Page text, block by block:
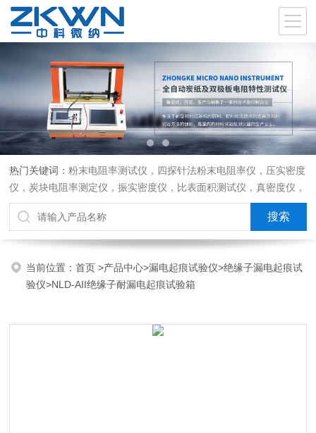
热门关键词：粉末电阻率测试仪，四探针法粉末电阻率仪，压实密度
仪，炭块电阻率测定仪，振实密度仪，比表面积测试仪，真密度仪，
炭块热膨胀仪，炭块透气率仪，炭块二氧化碳反应测定仪
当前位置：首页>产品中心>漏电起痕试验仪>绝缘子漏电起痕试
验仪>NLD-AII绝缘子耐漏电起痕试验箱